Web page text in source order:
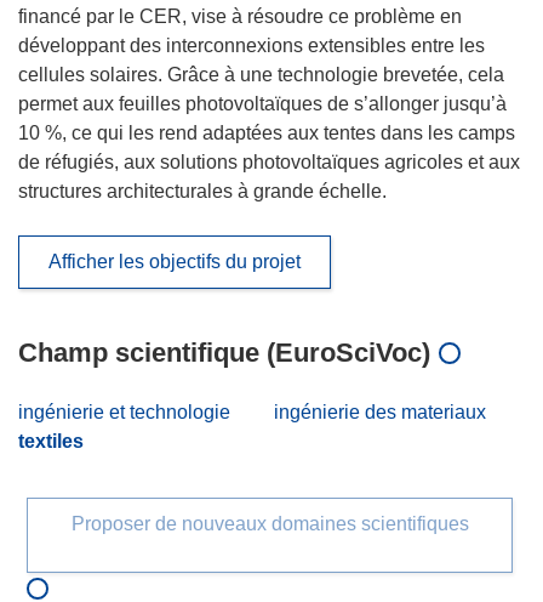
financé par le CER, vise à résoudre ce problème en
développant des interconnexions extensibles entre les
cellules solaires. Grâce à une technologie brevetée, cela
permet aux feuilles photovoltaïques de s’allonger jusqu’à
10 %, ce qui les rend adaptées aux tentes dans les camps
de réfugiés, aux solutions photovoltaïques agricoles et aux
structures architecturales à grande échelle.
Afficher les objectifs du projet
Champ scientifique (EuroSciVoc)
ingénierie et technologie
ingénierie des materiaux
textiles
Proposer de nouveaux domaines scientifiques